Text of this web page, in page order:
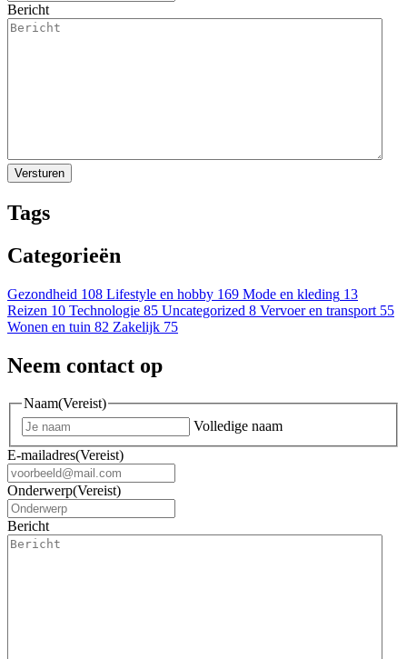
Bericht
Tags
Categorieën
Gezondheid 108 Lifestyle en hobby 169 Mode en kleding 13
Reizen 10 Technologie 85 Uncategorized 8 Vervoer en transport 55
Wonen en tuin 82 Zakelijk 75
Neem contact op
Naam(Vereist)
Volledige naam
E-mailadres(Vereist)
Onderwerp(Vereist)
Bericht